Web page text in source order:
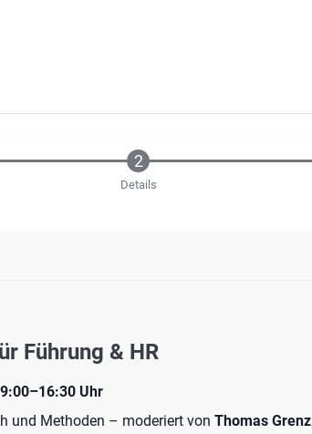
Details
Führung & HR
Uhr
und Methoden – moderiert von Thomas Grenz